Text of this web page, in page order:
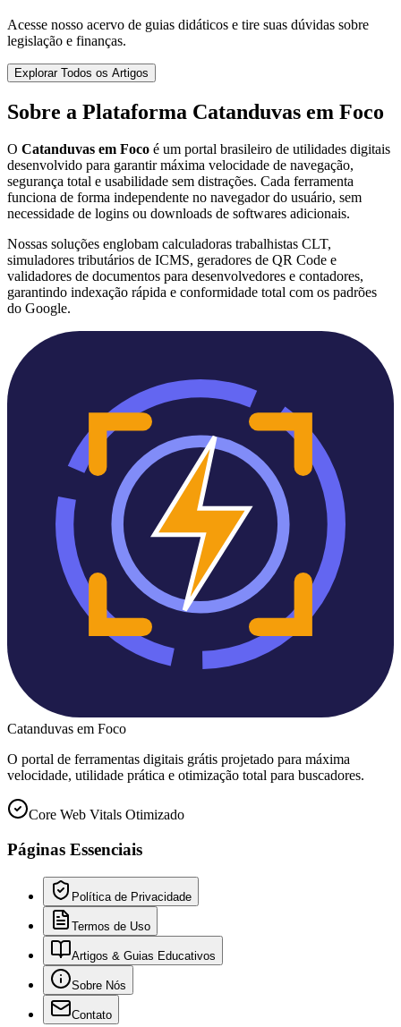
Acesse nosso acervo de guias didáticos e tire suas dúvidas sobre
legislação e finanças.
Explorar Todos os Artigos
Sobre a Plataforma Catanduvas em Foco
O Catanduvas em Foco é um portal brasileiro de utilidades digitais
desenvolvido para garantir máxima velocidade de navegação,
segurança total e usabilidade sem distrações. Cada ferramenta
funciona de forma independente no navegador do usuário, sem
necessidade de logins ou downloads de softwares adicionais.
Nossas soluções englobam calculadoras trabalhistas CLT,
simuladores tributários de ICMS, geradores de QR Code e
validadores de documentos para desenvolvedores e contadores,
garantindo indexação rápida e conformidade total com os padrões
do Google.
Catanduvas em Foco
O portal de ferramentas digitais grátis projetado para máxima
velocidade, utilidade prática e otimização total para buscadores.
Core Web Vitals Otimizado
Páginas Essenciais
Política de Privacidade
Termos de Uso
Artigos & Guias Educativos
Sobre Nós
Contato